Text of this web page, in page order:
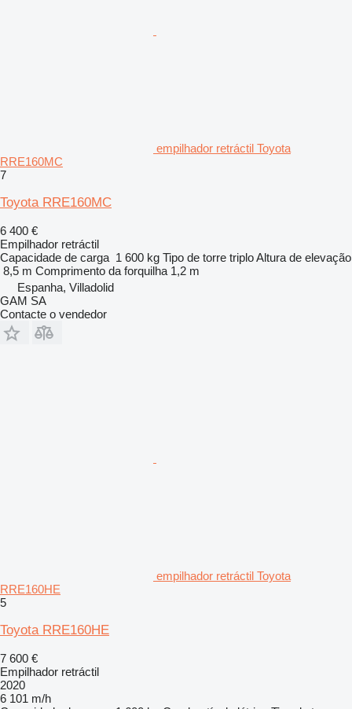
empilhador retráctil Toyota
RRE160MC
7
Toyota RRE160MC
6 400 €
Empilhador retráctil
Capacidade de carga 1 600 kg Tipo de torre triploAltura de elevação
8,5 m Comprimento da forquilha 1,2 m
Espanha, Villadolid
GAM SA
Contacte o vendedor
empilhador retráctil Toyota
RRE160HE
5
Toyota RRE160HE
7 600 €
Empilhador retráctil
2020
6 101 m/h